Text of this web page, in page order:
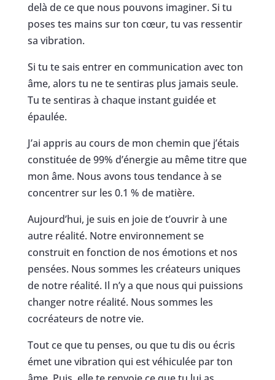
delà de ce que nous pouvons imaginer. Si tu
poses tes mains sur ton cœur, tu vas ressentir
sa vibration.
Si tu te sais entrer en communication avec ton
âme, alors tu ne te sentiras plus jamais seule.
Tu te sentiras à chaque instant guidée et
épaulée.
J’ai appris au cours de mon chemin que j’étais
constituée de 99% d’énergie au même titre que
mon âme. Nous avons tous tendance à se
concentrer sur les 0.1 % de matière.
Aujourd’hui, je suis en joie de t’ouvrir à une
autre réalité. Notre environnement se
construit en fonction de nos émotions et nos
pensées. Nous sommes les créateurs uniques
de notre réalité. Il n’y a que nous qui puissions
changer notre réalité. Nous sommes les
cocréateurs de notre vie.
Tout ce que tu penses, ou que tu dis ou écris
émet une vibration qui est véhiculée par ton